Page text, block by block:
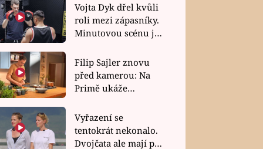
Vojta Dyk dřel kvůli
roli mezi zápasníky.
Minutovou scénu jel
Filip Sajler znovu
před kamerou: Na
Primě ukáže
rychlé recepty
Vyřazení se
tentokrát nekonalo.
Dvojčata ale mají po